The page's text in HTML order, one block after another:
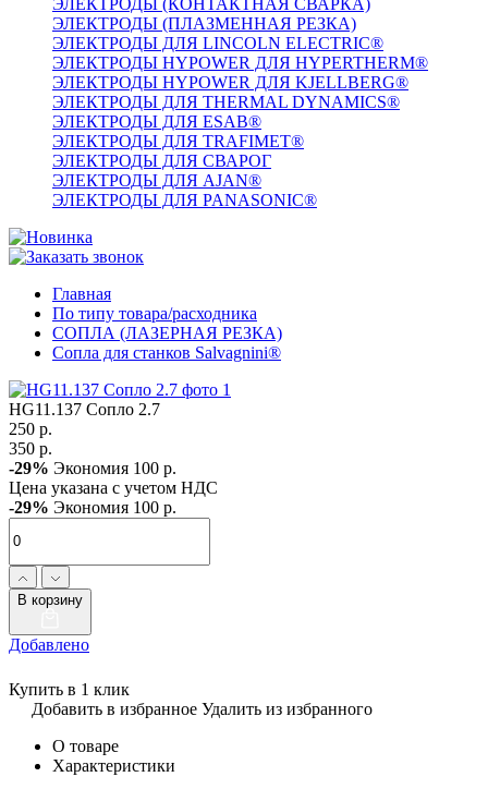
ЭЛЕКТРОДЫ (ПЛАЗМЕННАЯ РЕЗКА)
ЭЛЕКТРОДЫ ДЛЯ LINCOLN ELECTRIC®
ЭЛЕКТРОДЫ HYPOWER ДЛЯ HYPERTHERM®
ЭЛЕКТРОДЫ HYPOWER ДЛЯ KJELLBERG®
ЭЛЕКТРОДЫ ДЛЯ THERMAL DYNAMICS®
ЭЛЕКТРОДЫ ДЛЯ ESAB®
ЭЛЕКТРОДЫ ДЛЯ TRAFIMET®
ЭЛЕКТРОДЫ ДЛЯ СВАРОГ
ЭЛЕКТРОДЫ ДЛЯ AJAN®
ЭЛЕКТРОДЫ ДЛЯ PANASONIC®
Главная
По типу товара/расходника
СОПЛА (ЛАЗЕРНАЯ РЕЗКА)
Сопла для станков Salvagnini®
HG11.137 Сопло 2.7
250 р.
350 р.
-29% Экономия 100 р.
Цена указана с учетом НДС
-29% Экономия 100 р.
В корзину
Добавлено
Купить в 1 клик
Добавить в избранное Удалить из избранного
О товаре
Характеристики